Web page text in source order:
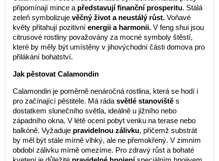
připomínají mince a představují finanční prosperitu. Stálá
zeleň symbolizuje věčný život a neustálý růst. Voňavé
květy přitahují pozitivní energii a harmonii. V feng shui jsou
citrusové rostliny považovány za mocné symboly štěstí,
které by měly být umístěny v jihovýchodní části domova pro
přilákání bohatství.
Jak pěstovat Calamondin
Calamondin je poměrně nenáročná rostlina, která se hodí i
pro začínající pěstitele. Má ráda světlé stanoviště s
dostatkem slunečního světla, ideálně u jižního nebo
západního okna. V létě ocení pobyt venku na terase nebo
balkóně. Vyžaduje pravidelnou zálivku, přičemž substrát
by měl být stále mírně vlhký, ale ne přemokřený. V zimním
období zálivku mírně omezíme. Pro zdravý růst a bohaté